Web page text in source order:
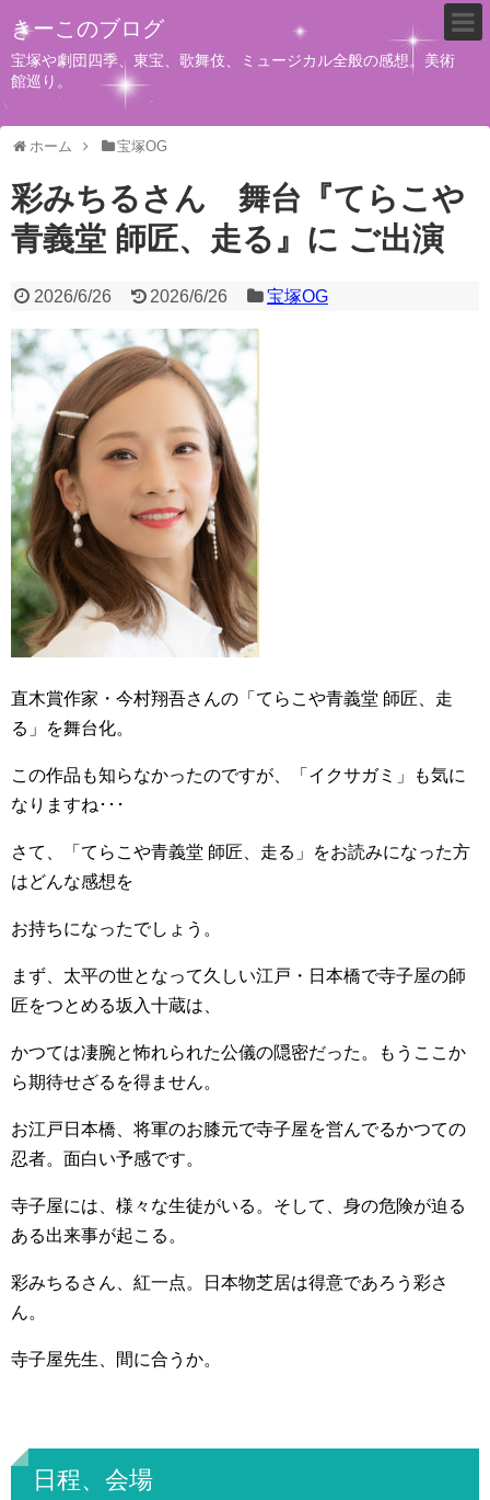
きーこのブログ
宝塚や劇団四季、東宝、歌舞伎、ミュージカル全般の感想。美術
館巡り。
ホーム 宝塚OG
彩みちるさん 舞台『てらこや
青義堂 師匠、走る』に ご出演
2026/6/26 2026/6/26 宝塚OG
直木賞作家・今村翔吾さんの「てらこや青義堂 師匠、走
る」を舞台化。
この作品も知らなかったのですが、「イクサガミ」も気に
なりますね･･･
さて、「てらこや青義堂 師匠、走る」をお読みになった方
はどんな感想を
お持ちになったでしょう。
まず、太平の世となって久しい江戸・日本橋で寺子屋の師
匠をつとめる坂入十蔵は、
かつては凄腕と怖れられた公儀の隠密だった。もうここか
ら期待せざるを得ません。
お江戸日本橋、将軍のお膝元で寺子屋を営んでるかつての
忍者。面白い予感です。
寺子屋には、様々な生徒がいる。そして、身の危険が迫る
ある出来事が起こる。
彩みちるさん、紅一点。日本物芝居は得意であろう彩さ
ん。
寺子屋先生、間に合うか。
日程、会場